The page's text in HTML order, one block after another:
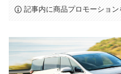
記事内に商品プロモーショ